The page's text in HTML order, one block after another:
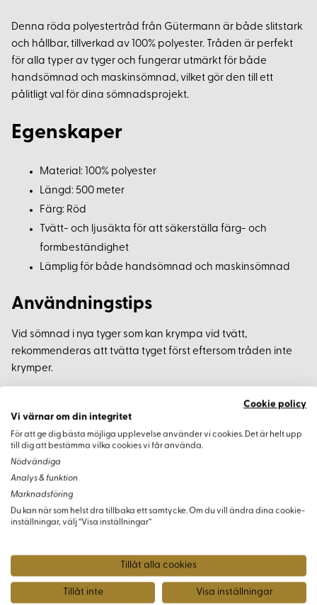
Denna röda polyestertråd från Gütermann är både slitstark
och hållbar, tillverkad av 100% polyester. Tråden är perfekt
för alla typer av tyger och fungerar utmärkt för både
handsömnad och maskinsömnad, vilket gör den till ett
pålitligt val för dina sömnadsprojekt.
Egenskaper
Material: 100% polyester
Längd: 500 meter
Färg: Röd
Tvätt- och ljusäkta för att säkerställa färg- och
formbeständighet
Lämplig för både handsömnad och maskinsömnad
Användningstips
Vid sömnad i nya tyger som kan krympa vid tvätt,
rekommenderas att tvätta tyget först eftersom tråden inte
krymper.
Varianter
Cookie policy
Vi värnar om din integritet
För att ge dig bästa möjliga upplevelse använder vi cookies. Det är helt upp
till dig att bestämma vilka cookies vi får använda.
Nödvändiga
Analys & funktion
Marknadsföring
Du kan när som helst dra tillbaka ett samtycke. Om du vill ändra dina cookie-
inställningar, välj “Visa inställningar”
Tillåt alla cookies
Tillåt inte Visa inställningar